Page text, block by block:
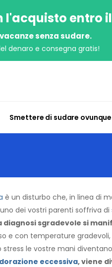
l'acquisto entro
senza sudare.
denaro e consegna gratis!
Smettere di sudare ovunque
è un disturbo che, in linea di
dei vostri parenti soffriva di
sgradevole si
e con temperature
stress le vostre mani
eccessiva, viene